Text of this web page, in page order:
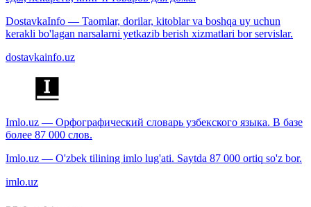
DostavkaInfo — Taomlar, dorilar, kitoblar va boshqa uy uchun
kerakli bo'lagan narsalarni yetkazib berish xizmatlari bor servislar.
dostavkainfo.uz
Imlo.uz — Орфографический словарь узбекского языка. В базе
более 87 000 слов.
Imlo.uz — O'zbek tilining imlo lug'ati. Saytda 87 000 ortiq so'z bor.
imlo.uz